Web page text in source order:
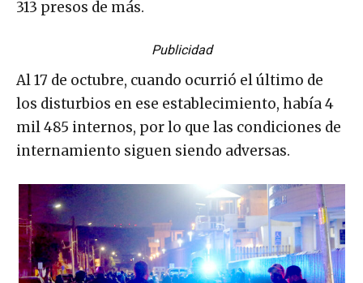
313 presos de más.
Publicidad
Al 17 de octubre, cuando ocurrió el último de
los disturbios en ese establecimiento, había 4
mil 485 internos, por lo que las condiciones de
internamiento siguen siendo adversas.